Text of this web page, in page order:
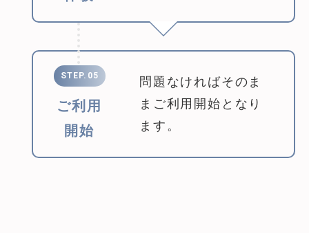
STEP.05
ご利用
開始
問題なければそのま
まご利用開始となり
ます。